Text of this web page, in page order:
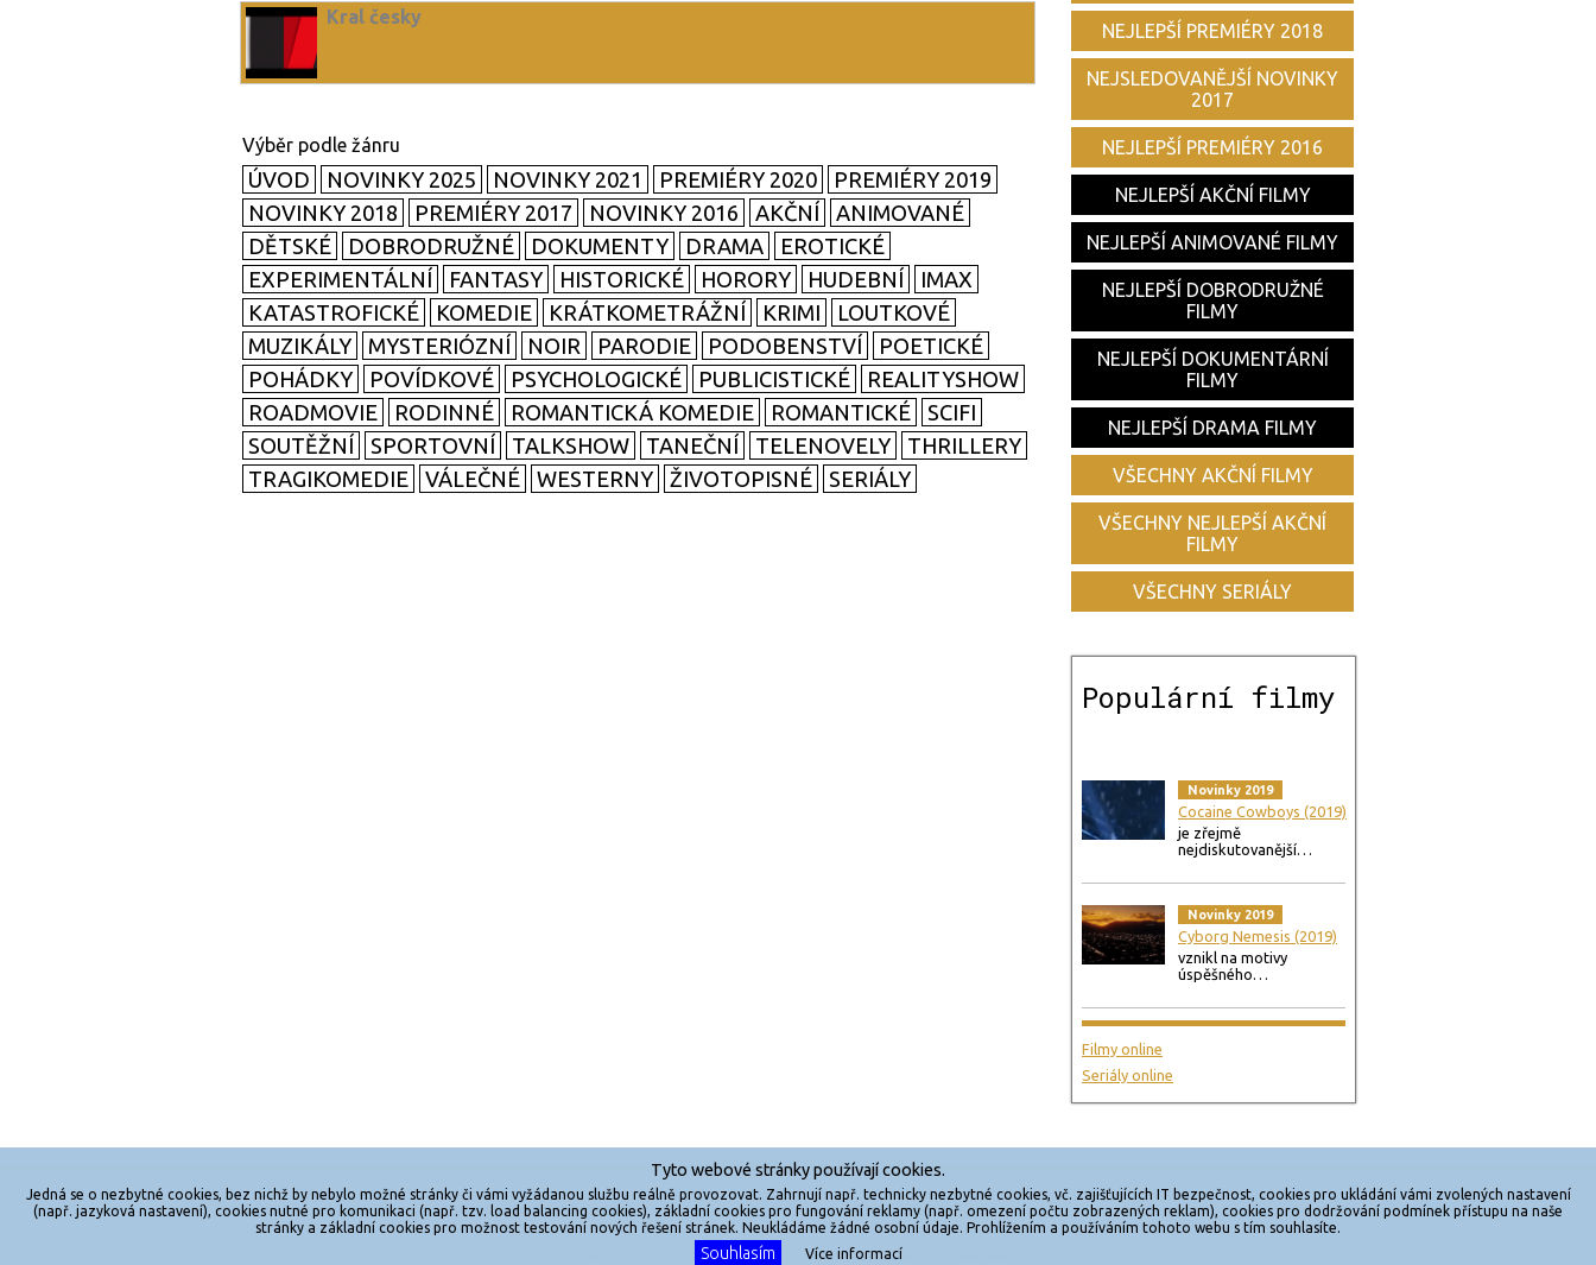
Kral česky
ÚVOD NOVINKY 2025 NOVINKY 2021 PREMIÉRY 2020
PREMIÉRY 2019
NOVINKY 2018
PREMIÉRY 2017 NOVINKY 2016 AKČNÍ
ANIMOVANÉ
DĚTSKÉ
DOBRODRUŽNÉ DOKUMENTY DRAMA
EROTICKÉ
EXPERIMENTÁLNÍ
FANTASY HISTORICKÉ HORORY HUDEBNÍ
IMAX
KATASTROFICKÉ
KOMEDIE KRÁTKOMETRÁŽNÍ KRIMI
LOUTKOVÉ
MUZIKÁLY
MYSTERIÓZNÍ NOIR PARODIE PODOBENSTVÍ
POETICKÉ
POHÁDKY
POVÍDKOVÉ PSYCHOLOGICKÉ PUBLICISTICKÉ
REALITYSHOW
ROADMOVIE
RODINNÉ ROMANTICKÁ KOMEDIE ROMANTICKÉ
SCIFI
SOUTĚŽNÍ
SPORTOVNÍ TALKSHOW TANEČNÍ TELENOVELY
THRILLERY
TRAGIKOMEDIE
VÁLEČNÉ WESTERNY ŽIVOTOPISNÉ SERIÁLY
NEJLEPŠÍ PREMIÉRY 2018
NEJSLEDOVANĚJŠÍ NOVINKY
2017
NEJLEPŠÍ PREMIÉRY 2016
NEJLEPŠÍ AKČNÍ FILMY
NEJLEPŠÍ ANIMOVANÉ FILMY
NEJLEPŠÍ DOBRODRUŽNÉ
FILMY
NEJLEPŠÍ DOKUMENTÁRNÍ
FILMY
NEJLEPŠÍ DRAMA FILMY
VŠECHNY AKČNÍ FILMY
VŠECHNY NEJLEPŠÍ AKČNÍ
FILMY
VŠECHNY SERIÁLY
Populární filmy
Novinky 2019
Cocaine Cowboys (2019)
je zřejmě
nejdiskutovanější…
Novinky 2019
Cyborg Nemesis (2019)
vznikl na motivy
úspěšného…
Filmy online
Seriály online
© 2026zkouknoutfilm.cz Všechna práva vyhrazena. Powered by Reklama Sítě Redakce
Jakékoliv užití obsahu je bez souhlasu provozovatele zakázáno.
Tyto webové stránky používají cookies.
Jedná se o nezbytné cookies, bez nichž by nebylo možné stránky či vámi vyžádanou službu reálně provozovat. Zahrnují např. technicky nezbytné cookies, vč. zajišťujících IT bezpečnost, cookies pro ukládání vámi zvolených nastavení
(např. jazyková nastavení), cookies nutné pro komunikaci (např. tzv. load balancing cookies), základní cookies pro fungování reklamy (např. omezení počtu zobrazených reklam), cookies pro dodržování podmínek přístupu na naše
stránky a základní cookies pro možnost testování nových řešení stránek. Neukládáme žádné osobní údaje. Prohlížením a používáním tohoto webu s tím souhlasíte.
Souhlasím Více informací